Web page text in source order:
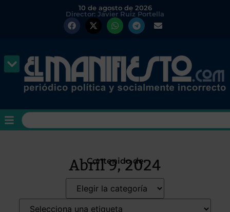
10 de agosto de 2026
Director: Javier Ruiz Portella
Contenido de
Abril 9, 2024